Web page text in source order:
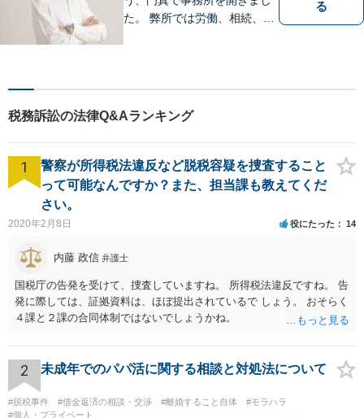
た。 弊所では労働、相続、離
す。
る
税務訴訟の法律Q&Aランキング
1
警察が所得税法違反など脱税容疑を捜査すること
って可能なんですか？また、担当課も教えてくだ
さい。
2020年2月8日 役にたった 14
内藤 政信 弁護士
国税庁の告発を受けて、捜査していますね。 所得税法違反ですね。 告
発に際しては、証拠資料は、ほぼ提出されているで しょう。 おそらく
４課と２課の合同体制ではないでしょうかね。
2 未成年でのパパ活に関する相談と対処法について
#脱税事件 #借金返済の相談・交渉 #離婚すること自体
#モラハラ
#個人・プライベート